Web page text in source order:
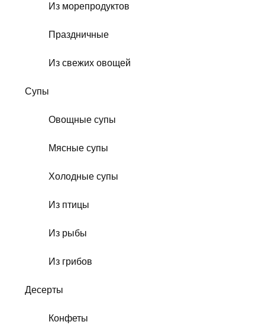
Из морепродуктов
Праздничные
Из свежих овощей
Супы
Овощные супы
Мясные супы
Холодные супы
Из птицы
Из рыбы
Из грибов
Десерты
Конфеты